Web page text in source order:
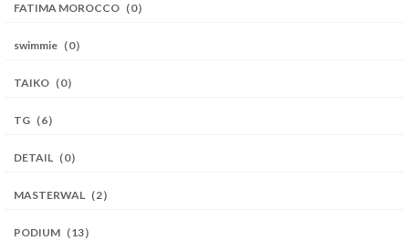
FATIMA MOROCCO（0）
swimmie（0）
TAIKO（0）
TG（6）
DETAIL（0）
MASTERWAL（2）
PODIUM（13）